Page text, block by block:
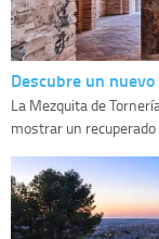
Descubre un
La Mezquita de
mostrar un recuperado